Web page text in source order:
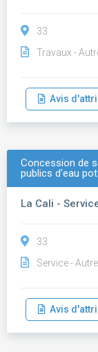
33
Travaux -
Avis
Concession de
publics d'eau
La Cali -
33
Service - Autre
Avis